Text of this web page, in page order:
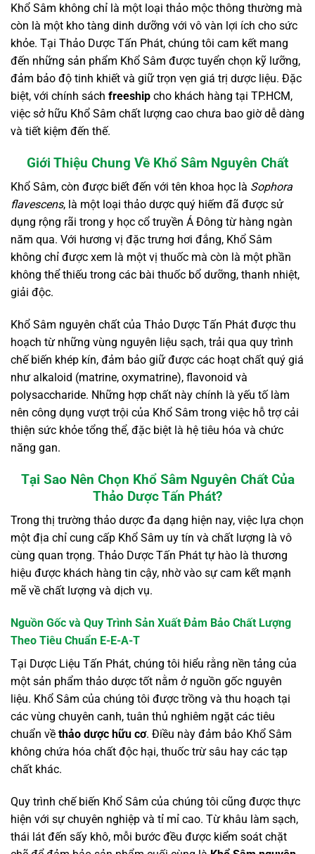
Khổ Sâm không chỉ là một loại thảo mộc thông thường mà
còn là một kho tàng dinh dưỡng với vô vàn lợi ích cho sức
khỏe. Tại Thảo Dược Tấn Phát, chúng tôi cam kết mang
đến những sản phẩm Khổ Sâm được tuyển chọn kỹ lưỡng,
đảm bảo độ tinh khiết và giữ trọn vẹn giá trị dược liệu. Đặc
biệt, với chính sách freeship cho khách hàng tại TP.HCM,
việc sở hữu Khổ Sâm chất lượng cao chưa bao giờ dễ dàng
và tiết kiệm đến thế.
Giới Thiệu Chung Về Khổ Sâm Nguyên Chất
Khổ Sâm, còn được biết đến với tên khoa học là Sophora
flavescens, là một loại thảo dược quý hiếm đã được sử
dụng rộng rãi trong y học cổ truyền Á Đông từ hàng ngàn
năm qua. Với hương vị đặc trưng hơi đắng, Khổ Sâm
không chỉ được xem là một vị thuốc mà còn là một phần
không thể thiếu trong các bài thuốc bổ dưỡng, thanh nhiệt,
giải độc.
Khổ Sâm nguyên chất của Thảo Dược Tấn Phát được thu
hoạch từ những vùng nguyên liệu sạch, trải qua quy trình
chế biến khép kín, đảm bảo giữ được các hoạt chất quý giá
như alkaloid (matrine, oxymatrine), flavonoid và
polysaccharide. Những hợp chất này chính là yếu tố làm
nên công dụng vượt trội của Khổ Sâm trong việc hỗ trợ cải
thiện sức khỏe tổng thể, đặc biệt là hệ tiêu hóa và chức
năng gan.
Tại Sao Nên Chọn Khổ Sâm Nguyên Chất Của
Thảo Dược Tấn Phát?
Trong thị trường thảo dược đa dạng hiện nay, việc lựa chọn
một địa chỉ cung cấp Khổ Sâm uy tín và chất lượng là vô
cùng quan trọng. Thảo Dược Tấn Phát tự hào là thương
hiệu được khách hàng tin cậy, nhờ vào sự cam kết mạnh
mẽ về chất lượng và dịch vụ.
Nguồn Gốc và Quy Trình Sản Xuất Đảm Bảo Chất Lượng
Theo Tiêu Chuẩn E-E-A-T
Tại Dược Liệu Tấn Phát, chúng tôi hiểu rằng nền tảng của
một sản phẩm thảo dược tốt nằm ở nguồn gốc nguyên
liệu. Khổ Sâm của chúng tôi được trồng và thu hoạch tại
các vùng chuyên canh, tuân thủ nghiêm ngặt các tiêu
chuẩn về thảo dược hữu cơ. Điều này đảm bảo Khổ Sâm
không chứa hóa chất độc hại, thuốc trừ sâu hay các tạp
chất khác.
Quy trình chế biến Khổ Sâm của chúng tôi cũng được thực
hiện với sự chuyên nghiệp và tỉ mỉ cao. Từ khâu làm sạch,
thái lát đến sấy khô, mỗi bước đều được kiểm soát chặt